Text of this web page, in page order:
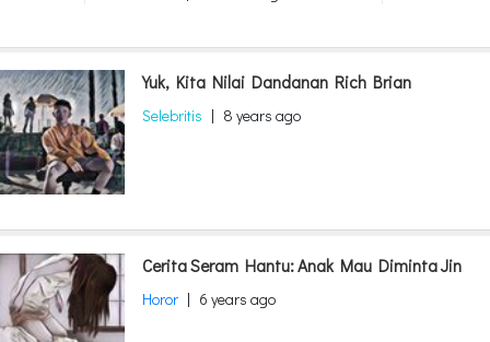
Yuk, Kita Nilai Dandanan Rich Brian
Selebritis | 8 years ago
Cerita Seram Hantu: Anak Mau Diminta Jin
Horor | 6 years ago